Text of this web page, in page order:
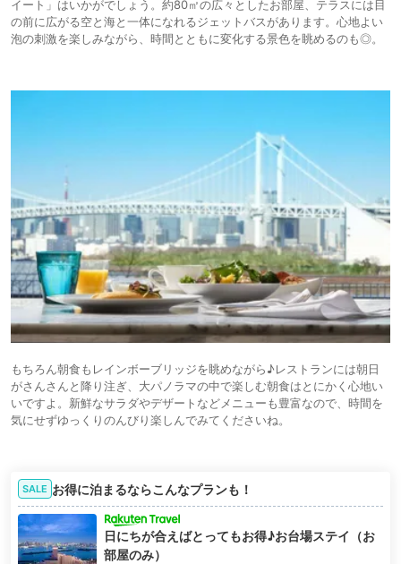
イート」はいかがでしょう。約80㎡の広々としたお部屋、テラスには目
の前に広がる空と海と一体になれるジェットバスがあります。心地よい
泡の刺激を楽しみながら、時間とともに変化する景色を眺めるのも◎。
もちろん朝食もレインボーブリッジを眺めながら♪レストランには朝日
がさんさんと降り注ぎ、大パノラマの中で楽しむ朝食はとにかく心地い
いですよ。新鮮なサラダやデザートなどメニューも豊富なので、時間を
気にせずゆっくりのんびり楽しんでみてくださいね。
SALE お得に泊まるならこんなプランも！
日にちが合えばとってもお得♪お台場ステイ（お
部屋のみ）